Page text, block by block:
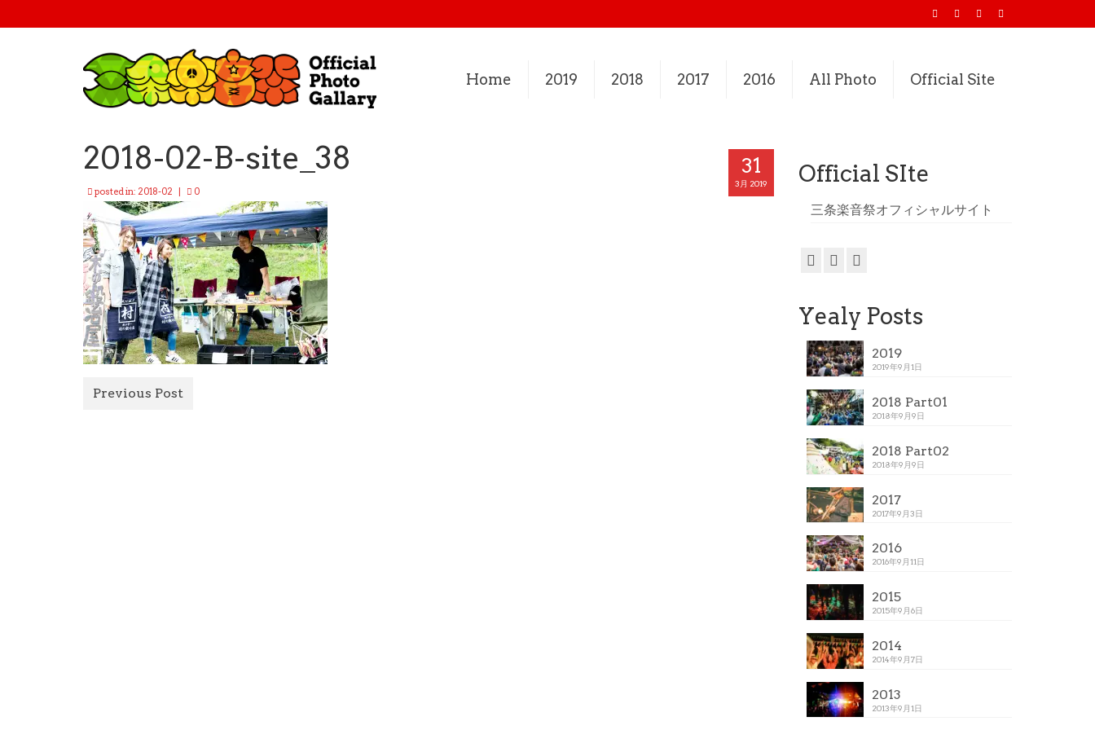
Home 2019 2018 2017 2016 All Photo Official Site
31
3月 2019
2018-02-B-site_38
posted in: 2018-02 0
Previous Post
Official SIte
三条楽音祭オフィシャルサイト
Yealy Posts
2019
2019年9月1日
2018 Part01
2018年9月9日
2018 Part02
2018年9月9日
2017
2017年9月3日
2016
2016年9月11日
2015
2015年9月6日
2014
2014年9月7日
2013
2013年9月1日